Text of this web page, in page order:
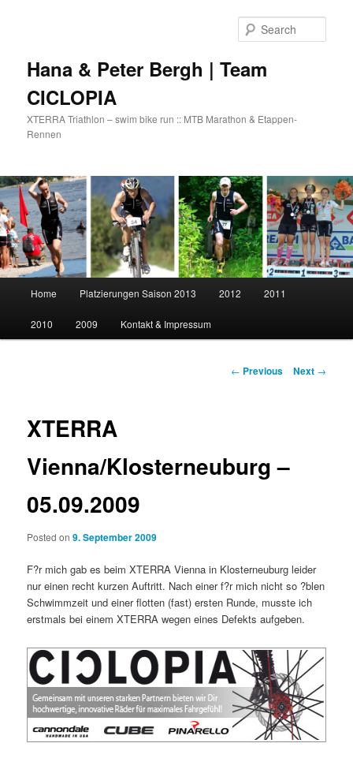
Hana & Peter Bergh | Team
CICLOPIA
XTERRA Triathlon – swim bike run :: MTB Marathon & Etappen-
Rennen
Home Platzierungen Saison 2013 2012 2011
2010 2009 Kontakt & Impressum
Post
← Previous Next →
XTERRA
Vienna/Klosterneuburg –
05.09.2009
Posted on9. September 2009
F?r mich gab es beim XTERRA Vienna in Klosterneuburg leider
nur einen recht kurzen Auftritt. Nach einer f?r mich nicht so ?blen
Schwimmzeit und einer flotten (fast) ersten Runde, musste ich
erstmals bei einem XTERRA wegen eines Defekts aufgeben.